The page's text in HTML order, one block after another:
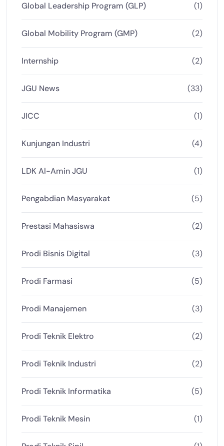
Global Leadership Program (GLP) (1)
Global Mobility Program (GMP) (2)
Internship (2)
JGU News (33)
JICC (1)
Kunjungan Industri (4)
LDK Al-Amin JGU (1)
Pengabdian Masyarakat (5)
Prestasi Mahasiswa (2)
Prodi Bisnis Digital (3)
Prodi Farmasi (5)
Prodi Manajemen (3)
Prodi Teknik Elektro (2)
Prodi Teknik Industri (2)
Prodi Teknik Informatika (5)
Prodi Teknik Mesin (1)